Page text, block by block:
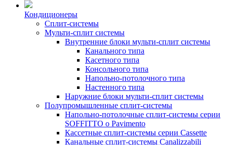
Кондиционеры
Сплит-системы
Мульти-сплит системы
Внутренние блоки мульти-сплит системы
Канального типа
Касетного типа
Консольного типа
Напольно-потолочного типа
Настенного типа
Наружние блоки мульти-сплит системы
Полупромышленные сплит-системы
Напольно-потолочные сплит-системы серии
SOFFITTO o Pavimento
Кассетные сплит-системы серии Cassette
Канальные сплит-системы Canalizzabili